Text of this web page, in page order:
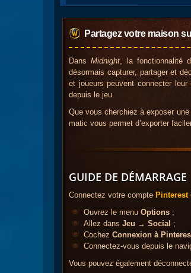
Partagez votre maison
DansMidnight , la fonctionnalité
désormais capturer, partager et
et joueurs peuvent connecter leur
depuis le jeu.
Que vous cherchiez à exposer
matic vous permet d’exporter
GUIDE DE DÉMARRAGE
Connectez votre compte Pinterest
Ouvrez le menu Options ;
Allez dans Jeu → Social ;
Cochez Connexion à
Connectez-vous depuis le
Vous pouvez également